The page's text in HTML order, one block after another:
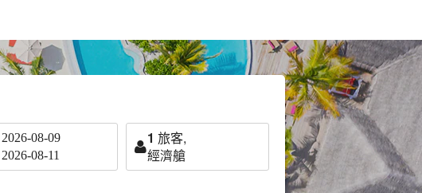
2026-08-09
2026-08-11
1 旅客,
經濟艙